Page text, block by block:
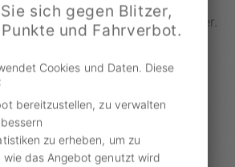
der Fahrer und nicht der Halter.
nicht gefahren sein, muss die
Verkehrsmittels ausfindig
die Polizei den Halter befragen
Allerdings muss der
belasten. Für Ehe- und
sowie Eltern und Kinder
sich gegen Blitzer,
und Fahrverbot.
Cookies und Daten. Diese
bereitzustellen, zu verwalten
zu erheben, um zu
wie das Angebot genutzt wird